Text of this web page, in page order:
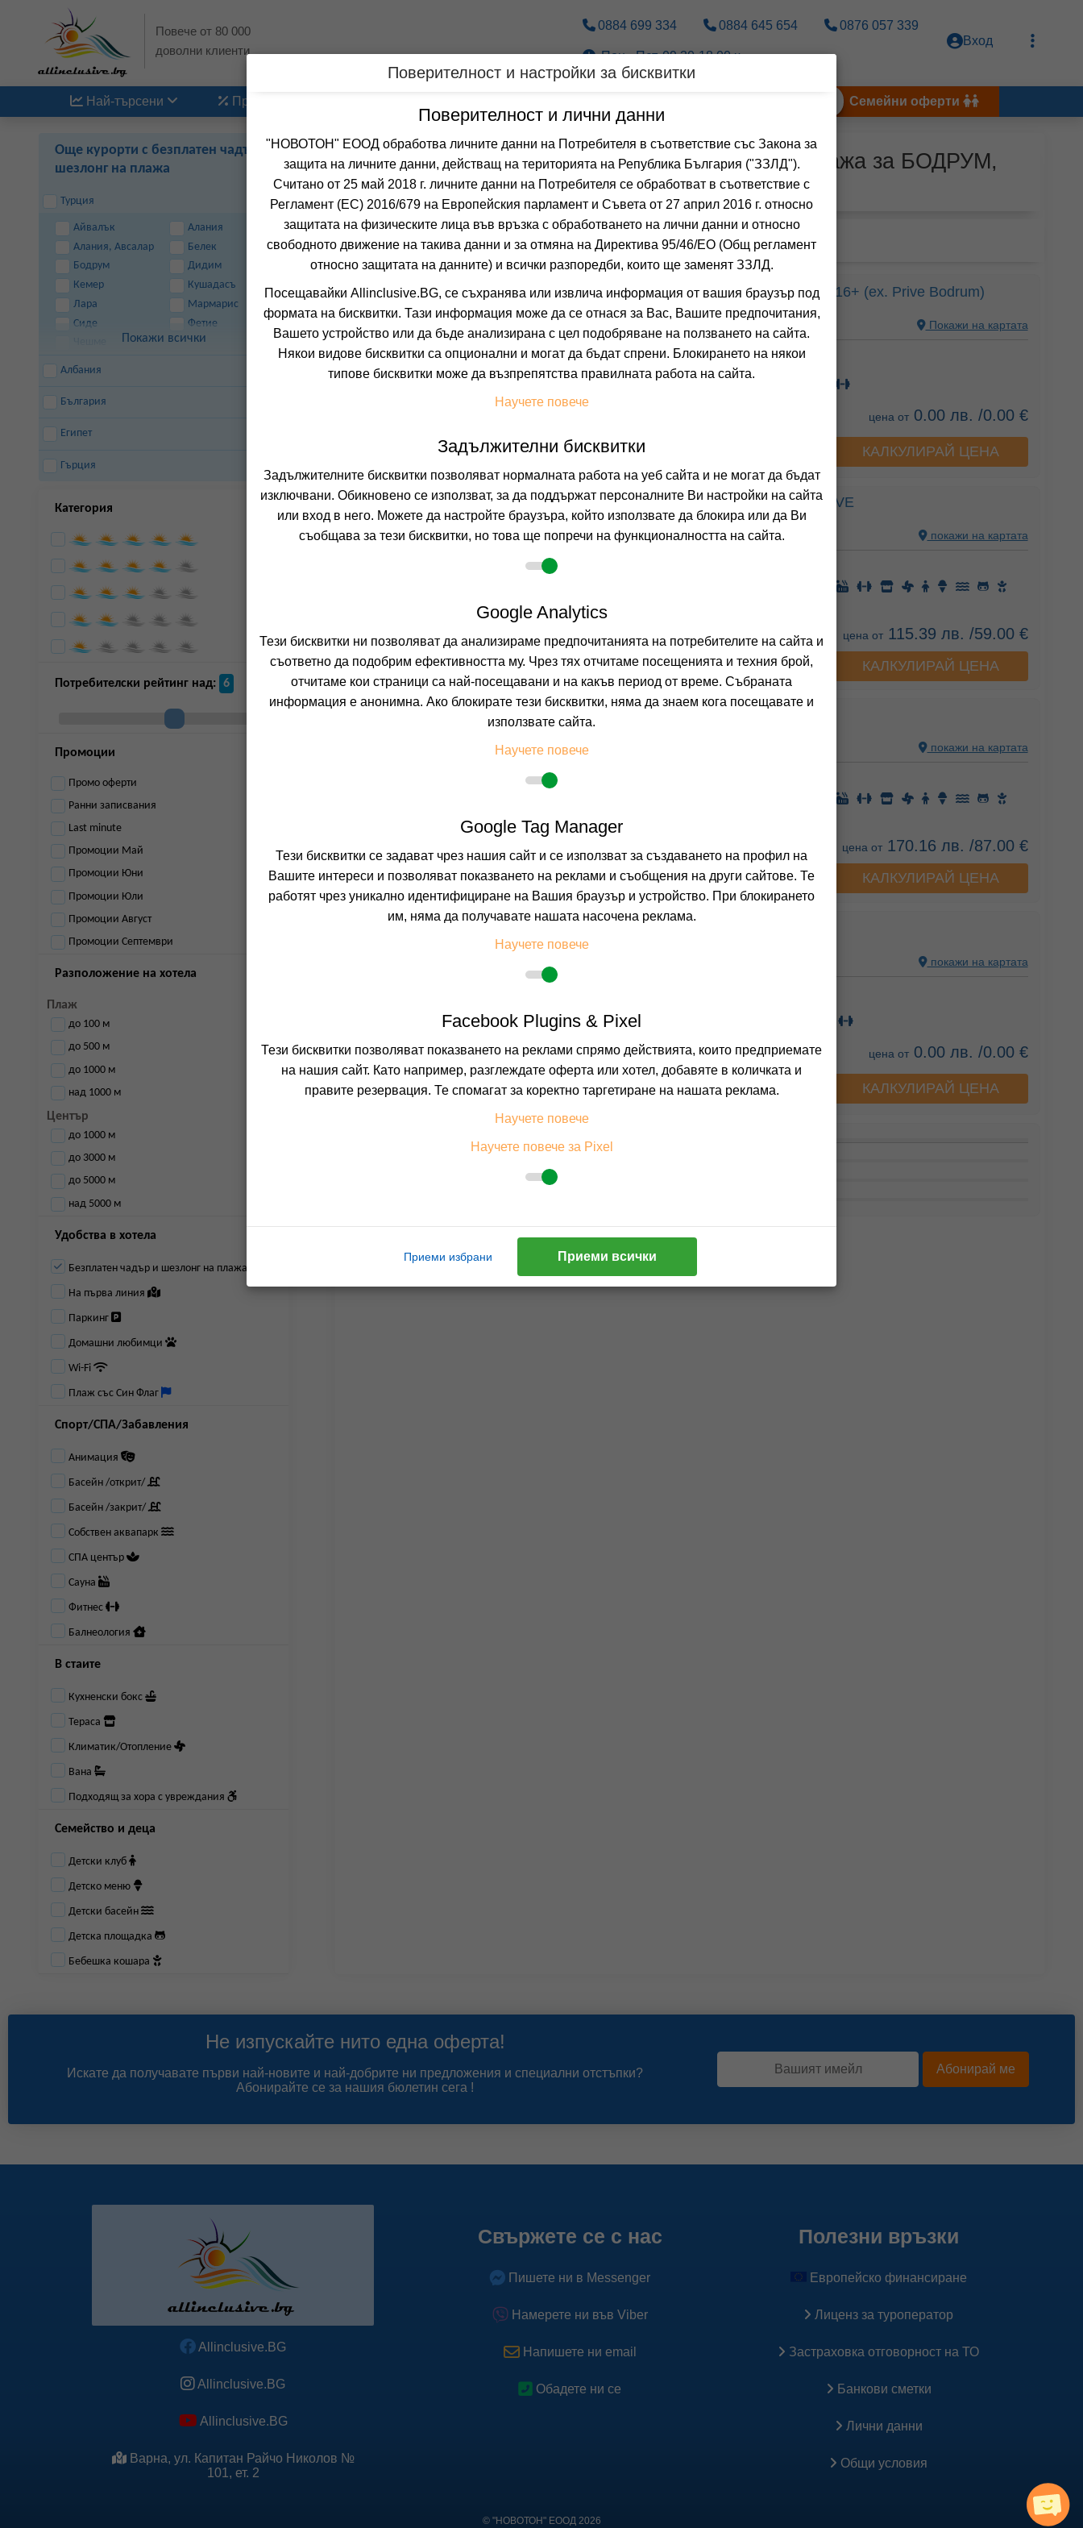
Повече от 80 000
доволни клиенти
0884 699 334 0884 645 654 0876 057 339
Пон.- Пет. 09.30-18.00 ч.
Вход
Най-търсени Промоции Семейни оферти
Още курорти с безплатен чадър и
шезлонг на плажа
Турция
Покажи всички
Айвалък
Алания
Алания, Авсалар
Белек
Бодрум
Дидим
Кемер
Кушадасъ
Лара
Мармарис
Сиде
Фетие
Албания
България
Египет
Гърция
Категория
Потребителски рейтинг над: 6
Промоции
Промо оферти
Ранни записвания
Last minute
Промоции Май
Промоции Юни
Промоции Юли
Промоции Август
Промоции Септември
Разположение на хотела
Плаж
до 100 м
до 500 м
до 1000 м
над 1000 м
Център
до 1000 м
до 3000 м
до 5000 м
над 5000 м
Удобства в хотела
Безплатен чадър и шезлонг на плажа
На първа линия
Паркинг
Домашни любимци
Wi-Fi
Плаж със Син Флаг
Спорт/СПА/Забавления
Анимация
Басейн /открит/
Басейн /закрит/
Собствен аквапарк
СПА център
Сауна
Фитнес
Балнеология
В стаите
Кухненски бокс
Тераса
Климатик/Отопление
Вана
Подходящ за хора с увреждания
Семейство и деца
Детски клуб
Детско меню
Детски басейн
Детска площадка
Бебешка кошара
Оферти с безплатен чадър и шезлонг на плажа за БОДРУМ,
ТУРЦИЯ
 Сортирай по:
Общо0хотела
AGAYA BODRUM ADULT ONLY 16+ (ex. Prive Bodrum)
Покажи на картата
0.0 (от 0 мнения на клиенти)
цена от0.00 лв. /0.00 €
Пълно описание на хотела КАЛКУЛИРАЙ ЦЕНА
GREEN BAY LUXURY EXCLUSIVE
БОДРУМ, БОДРУМ, TURKEY покажи на картата
цена от115.39 лв. /59.00 €
На изплащане с
Пълно описание на хотела КАЛКУЛИРАЙ ЦЕНА
LA BLANCHE ISLAND BODRUM
покажи на картата
цена от170.16 лв. /87.00 €
Пълно описание на хотела КАЛКУЛИРАЙ ЦЕНА
ROSEIRA BEACH RESORТ
покажи на картата
цена от0.00 лв. /0.00 €
На изплащане с
Пълно описание на хотела КАЛКУЛИРАЙ ЦЕНА
Не изпускайте нито една оферта!
Искате да получавате първи най-новите и най-добрите ни предложения и специални отстъпки?
Абонирайте се за нашия бюлетин сега !
Абонирай ме
Поверителност и настройки за бисквитки
Поверителност и лични данни
"НОВОТОН" ЕООД обработва личните данни на Потребителя в съответствие със Закона за
защита на личните данни, действащ на територията на Република България ("ЗЗЛД").
Считано от 25 май 2018 г. личните данни на Потребителя се обработват в съответствие с
Регламент (ЕС) 2016/679 на Европейския парламент и Съвета от 27 април 2016 г. относно
защитата на физическите лица във връзка с обработването на лични данни и относно
свободното движение на такива данни и за отмяна на Директива 95/46/EО (Общ регламент
относно защитата на данните) и всички разпоредби, които ще заменят ЗЗЛД.
Посещавайки Allinclusive.BG, се съхранява или извлича информация от вашия браузър под
формата на бисквитки. Тази информация може да се отнася за Вас, Вашите предпочитания,
Вашето устройство или да бъде анализирана с цел подобряване на ползването на сайта.
Някои видове бисквитки са опционални и могат да бъдат спрени. Блокирането на някои
типове бисквитки може да възпрепятства правилната работа на сайта.
Научете повече
Задължителни бисквитки
Задължителните бисквитки позволяват нормалната работа на уеб сайта и не могат да бъдат
изключвани. Обикновено се използват, за да поддържат персоналните Ви настройки на сайта
или вход в него. Можете да настройте браузъра, който използвате да блокира или да Ви
съобщава за тези бисквитки, но това ще попречи на функционалността на сайта.
Google Analytics
Тези бисквитки ни позволяват да анализираме предпочитанията на потребителите на сайта и
съответно да подобрим ефективността му. Чрез тях отчитаме посещенията и техния брой,
отчитаме кои страници са най-посещавани и на какъв период от време. Събраната
информация е анонимна. Ако блокирате тези бисквитки, няма да знаем кога посещавате и
използвате сайта.
Научете повече
Google Tag Manager
Тези бисквитки се задават чрез нашия сайт и се използват за създаването на профил на
Вашите интереси и позволяват показването на реклами и съобщения на други сайтове. Те
работят чрез уникално идентифициране на Вашия браузър и устройство. При блокирането
им, няма да получавате нашата насочена реклама.
Научете повече
Facebook Plugins & Pixel
Тези бисквитки позволяват показването на реклами спрямо действията, които предприемате
на нашия сайт. Като например, разглеждате оферта или хотел, добавяте в количката и
правите резервация. Те спомагат за коректно таргетиране на нашата реклама.
Научете повече
Научете повече за Pixel
Приеми избрани Приеми всички
Allinclusive.BG
Allinclusive.BG
Allinclusive.BG
Варна, ул. Капитан Райчо Николов №
101, ет. 2
Свържете се с нас
Пишете ни в Messenger
Намерете ни във Viber
Напишете ни email
Обадете ни се
Полезни връзки
Европейско финансиране
Лиценз за туроператор
Застраховка oтговорност на ТО
Банкови сметки
Лични данни
Общи условия
© "НОВОТОН" ЕООД 2026